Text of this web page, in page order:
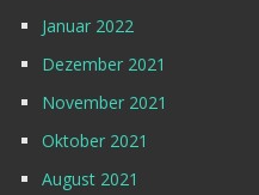
Januar 2022
Dezember 2021
November 2021
Oktober 2021
August 2021